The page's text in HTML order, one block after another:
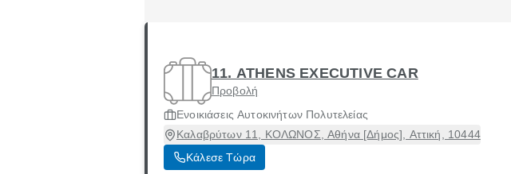
11. ATHENS EXECUTIVE CAR
Προβολή
Ενοικιάσεις Αυτοκινήτων Πολυτελείας
Καλαβρύτων 11, ΚΟΛΩΝΟΣ, Αθήνα [Δήμος], Αττική, 10444
Κάλεσε Τώρα